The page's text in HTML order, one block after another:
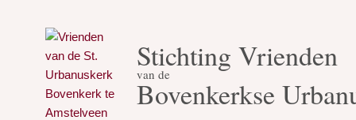
Stichting Vrienden
van de
Bovenkerkse